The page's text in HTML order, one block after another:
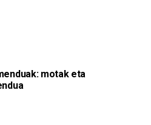
motak eta